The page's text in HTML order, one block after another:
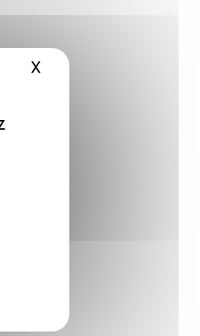
X Masquer le bandeau